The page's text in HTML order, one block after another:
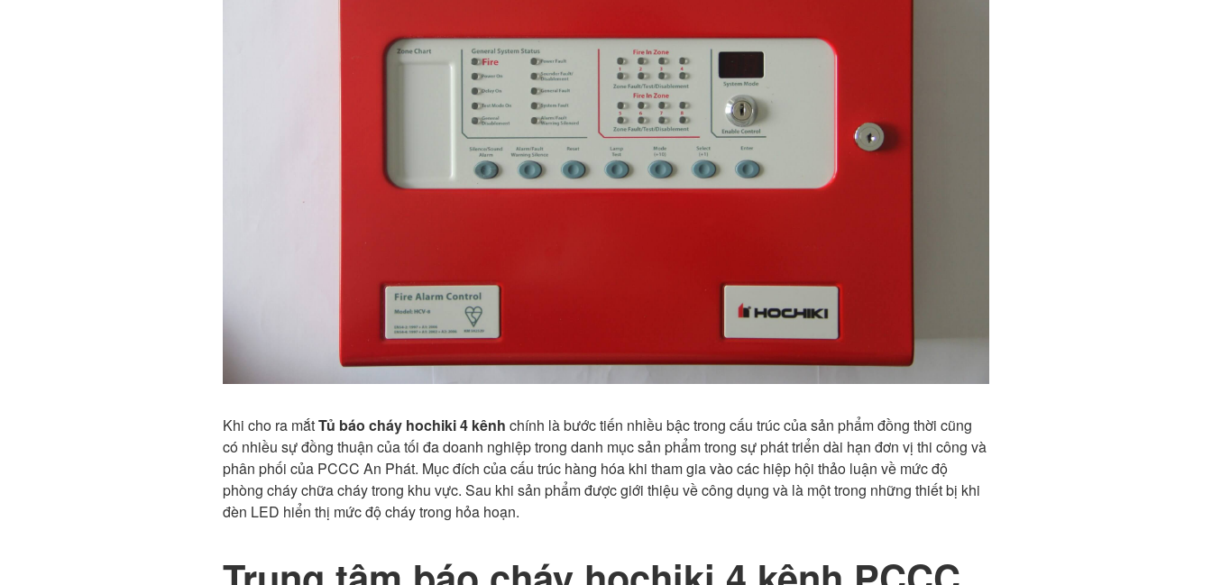
Khi cho ra mắtTủ báo cháy hochiki 4 kênh chính là bước tiến nhiều bậc trong cấu trúc của sản phẩm đồng thời cũng
có nhiều sự đồng thuận của tối đa doanh nghiệp trong danh mục sản phẩm trong sự phát triển dài hạn đơn vị thi công và
phân phối của PCCC An Phát. Mục đích của cấu trúc hàng hóa khi tham gia vào các hiệp hội thảo luận về mức độ
phòng cháy chữa cháy trong khu vực. Sau khi sản phẩm được giới thiệu về công dụng và là một trong những thiết bị khi
đèn LED hiển thị mức độ cháy trong hỏa hoạn.